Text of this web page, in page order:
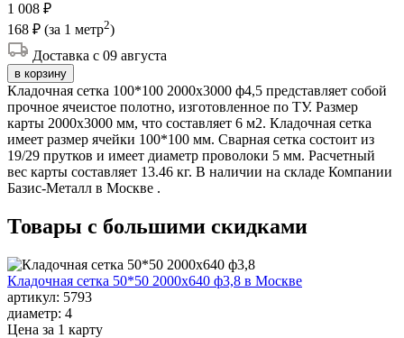
1 008 ₽
168 ₽ (за 1 метр2)
Доставка с 09 августа
в корзину
Кладочная сетка 100*100 2000х3000 ф4,5 представляет собой
прочное ячеистое полотно, изготовленное по ТУ. Размер
карты 2000х3000 мм, что составляет 6 м2. Кладочная сетка
имеет размер ячейки 100*100 мм. Сварная сетка состоит из
19/29 прутков и имеет диаметр проволоки 5 мм. Расчетный
вес карты составляет 13.46 кг. В наличии на складе Компании
Базис-Металл в Москве .
Товары с большими скидками
Кладочная сетка 50*50 2000х640 ф3,8 в Москве
артикул: 5793
диаметр: 4
Цена за 1 карту